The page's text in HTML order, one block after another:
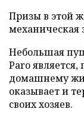
Призы в этой
механическая
Небольшая
Paro
домашнему
оказывает и
своих хозяев.